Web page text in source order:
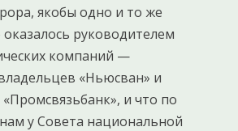
якобы одно и то же
руководителем
компаний —
«Ньюсван» и
и что по
у Совета национальной